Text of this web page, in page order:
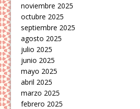
noviembre 2025
octubre 2025
septiembre 2025
agosto 2025
julio 2025
junio 2025
mayo 2025
abril 2025
marzo 2025
febrero 2025